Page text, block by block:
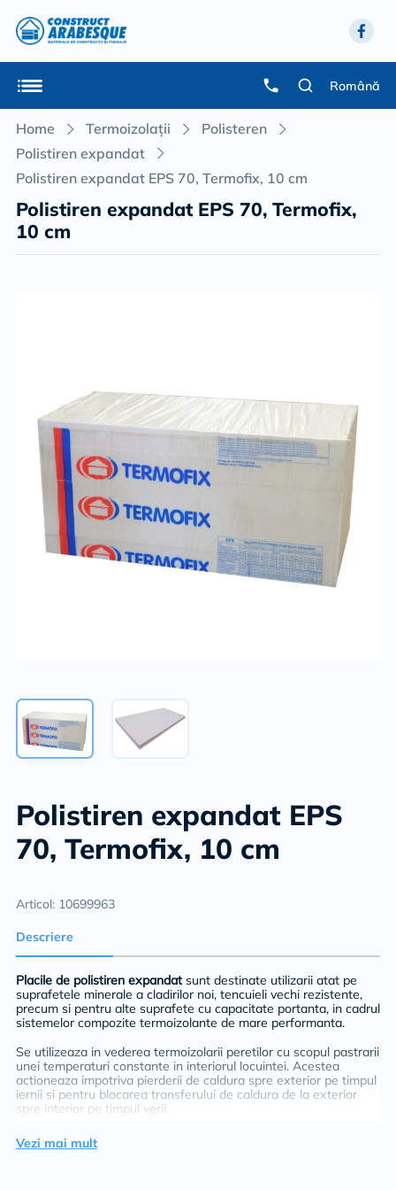
Română
Home Termoizolații
Polisteren
Polistiren expandat
Polistiren expandat EPS 70, Termofix, 10 cm
Polistiren expandat EPS 70, Termofix,
10 cm
Polistiren expandat EPS
70, Termofix, 10 cm
Articol: 10699963
Descriere
Placile de polistiren expandat sunt destinate utilizarii atat pe
suprafetele minerale a cladirilor noi, tencuieli vechi rezistente,
precum si pentru alte suprafete cu capacitate portanta, in cadrul
sistemelor compozite termoizolante de mare performanta.
Se utilizeaza in vederea termoizolarii peretilor cu scopul pastrarii
unei temperaturi constante in interiorul locuintei. Acestea
actioneaza impotriva pierderii de caldura spre exterior pe timpul
iernii si pentru blocarea transferului de caldura de la exterior
spre interior pe timpul verii.
Suporturile trebuie sa fie aderente, curate, uscate si fara pete
de grasime. Suprafetele cu impuritati sau cu substante de
Vezi mai mult